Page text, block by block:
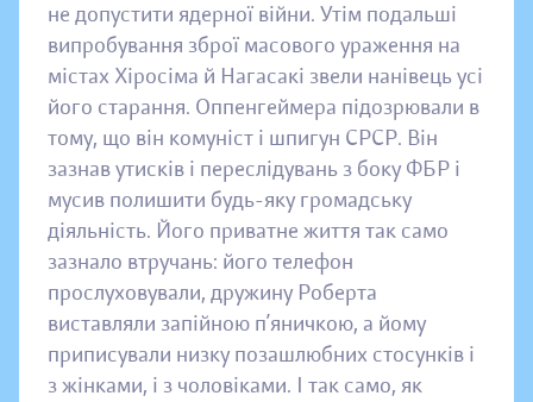
не допустити ядерної війни. Утім подальші
випробування зброї масового ураження на
містах Хіросіма й Нагасакі звели нанівець усі
його старання. Оппенгеймера підозрювали в
тому, що він комуніст і шпигун СРСР. Він
зазнав утисків і переслідувань з боку ФБР і
мусив полишити будь-яку громадську
діяльність. Його приватне життя так само
зазнало втручань: його телефон
прослуховували, дружину Роберта
виставляли запійною п’яничкою, а йому
приписували низку позашлюбних стосунків і
з жінками, і з чоловіками. І так само, як